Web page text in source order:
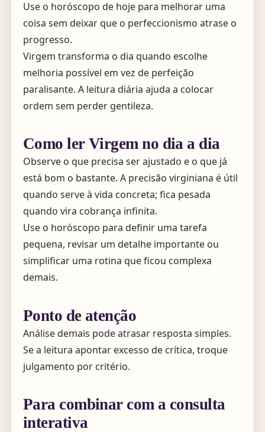
Use o horóscopo de hoje para melhorar uma
coisa sem deixar que o perfeccionismo atrase o
progresso.
Virgem transforma o dia quando escolhe
melhoria possível em vez de perfeição
paralisante. A leitura diária ajuda a colocar
ordem sem perder gentileza.
Como ler Virgem no dia a dia
Observe o que precisa ser ajustado e o que já
está bom o bastante. A precisão virginiana é útil
quando serve à vida concreta; fica pesada
quando vira cobrança infinita.
Use o horóscopo para definir uma tarefa
pequena, revisar um detalhe importante ou
simplificar uma rotina que ficou complexa
demais.
Ponto de atenção
Análise demais pode atrasar resposta simples.
Se a leitura apontar excesso de crítica, troque
julgamento por critério.
Para combinar com a consulta
interativa